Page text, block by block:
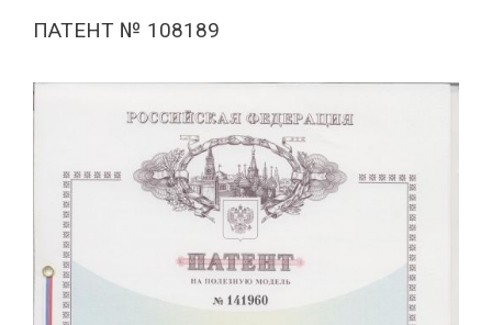
ПАТЕНТ № 108189